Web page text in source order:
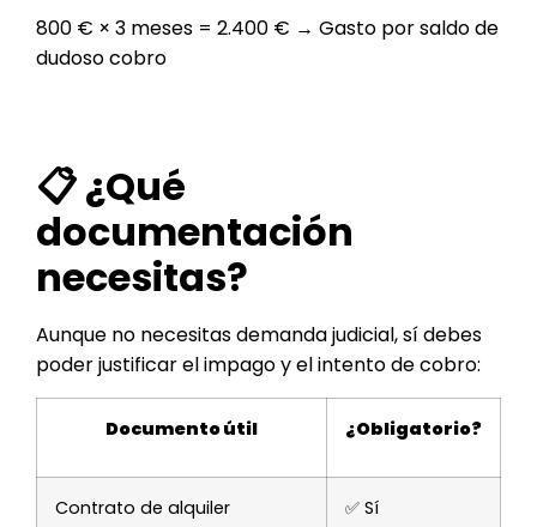
800 € × 3 meses = 2.400 € → Gasto por saldo de
dudoso cobro
📋 ¿Qué
documentación
necesitas?
Aunque no necesitas demanda judicial, sí debes
poder justificar el impago y el intento de cobro:
Documento útil ¿Obligatorio?
Contrato de alquiler ✅ Sí